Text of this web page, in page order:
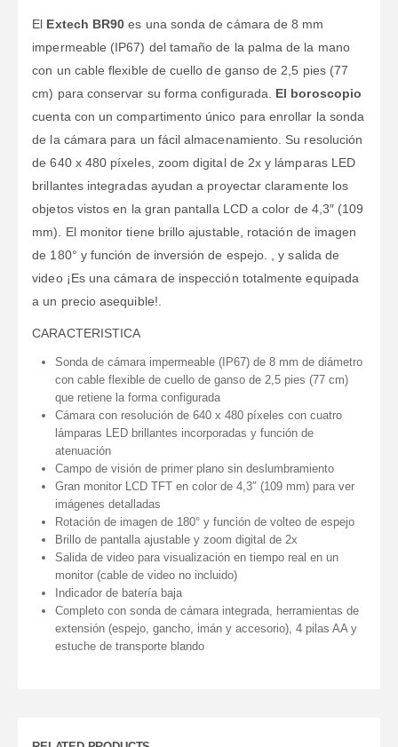
El Extech BR90 es una sonda de cámara de 8 mm
impermeable (IP67) del tamaño de la palma de la mano
con un cable flexible de cuello de ganso de 2,5 pies (77
cm) para conservar su forma configurada. El boroscopio
cuenta con un compartimento único para enrollar la sonda
de la cámara para un fácil almacenamiento. Su resolución
de 640 x 480 píxeles, zoom digital de 2x y lámparas LED
brillantes integradas ayudan a proyectar claramente los
objetos vistos en la gran pantalla LCD a color de 4,3″ (109
mm). El monitor tiene brillo ajustable, rotación de imagen
de 180° y función de inversión de espejo. , y salida de
video ¡Es una cámara de inspección totalmente equipada
a un precio asequible!.
CARACTERISTICA
Sonda de cámara impermeable (IP67) de 8 mm de diámetro
con cable flexible de cuello de ganso de 2,5 pies (77 cm)
que retiene la forma configurada
Cámara con resolución de 640 x 480 píxeles con cuatro
lámparas LED brillantes incorporadas y función de
atenuación
Campo de visión de primer plano sin deslumbramiento
Gran monitor LCD TFT en color de 4,3″ (109 mm) para ver
imágenes detalladas
Rotación de imagen de 180° y función de volteo de espejo
Brillo de pantalla ajustable y zoom digital de 2x
Salida de video para visualización en tiempo real en un
monitor (cable de video no incluido)
Indicador de batería baja
Completo con sonda de cámara integrada, herramientas de
extensión (espejo, gancho, imán y accesorio), 4 pilas AA y
estuche de transporte blando